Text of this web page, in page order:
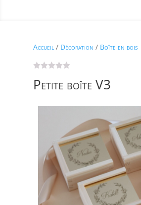
Accueil / Décoration / Boîte en bois
Petite boîte V3